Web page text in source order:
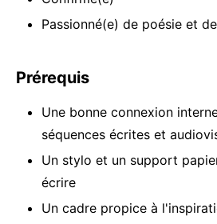
Passionné(e) de poésie et
Prérequis
Une bonne connexion
séquences écrites et
Un stylo et un support
écrire
Un cadre propice à